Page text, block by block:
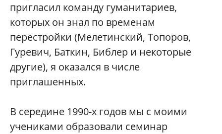
пригласил команду гуманитариев,
которых он знал по временам
перестройки (Мелетинский, Топоров,
Гуревич, Баткин, Библер и некоторые
другие), я оказался в числе
приглашенных.
В середине 1990-х годов мы с моими
учениками образовали семинар